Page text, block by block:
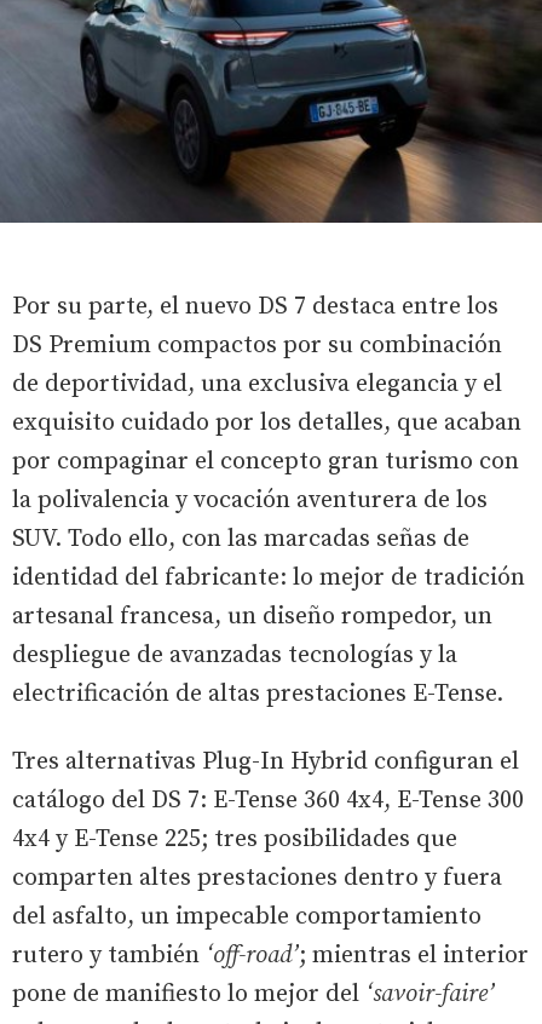
Por su parte, el nuevo DS 7 destaca entre los
DS Premium compactos por su combinación
de deportividad, una exclusiva elegancia y el
exquisito cuidado por los detalles, que acaban
por compaginar el concepto gran turismo con
la polivalencia y vocación aventurera de los
SUV. Todo ello, con las marcadas señas de
identidad del fabricante: lo mejor de tradición
artesanal francesa, un diseño rompedor, un
despliegue de avanzadas tecnologías y la
electrificación de altas prestaciones E-Tense.
Tres alternativas Plug-In Hybrid configuran el
catálogo del DS 7: E-Tense 360 4x4, E-Tense 300
4x4 y E-Tense 225; tres posibilidades que
comparten altes prestaciones dentro y fuera
del asfalto, un impecable comportamiento
rutero y también ‘off-road’; mientras el interior
pone de manifiesto lo mejor del ‘savoir-faire’